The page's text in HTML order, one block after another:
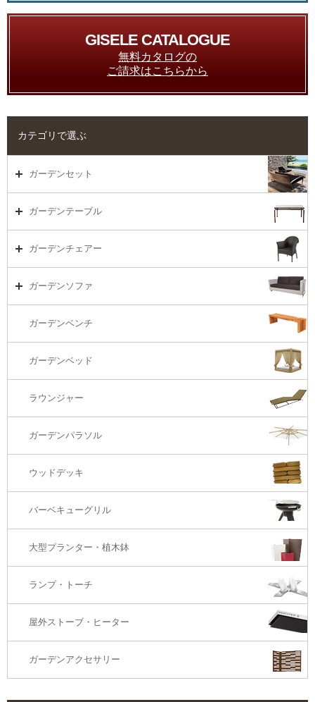
GISELE CATALOGUE
無料カタログの
ご請求はこちらから
カテゴリで選ぶ
ガーデンセット
ガーデンセット（海外在庫）
リビング・ソファ
ラウンジ・ベッド
ガーデンテーブル
ガーデンテーブルTOP
ダイニングテーブル
コーヒーテーブル
カウンター・バーテーブル
ガーデンチェアー
ガーデンチェアーTOP
ダイニングチェアー
カウンター・バーチェアー
ガーデンソファ
ガーデンソファTOP
2S・2.5Sソファ
3Sソファ
オットマン・スツール
ガーデンベンチ
ガーデンベッド
ラウンジャー
ガーデンパラソル
ウッドデッキ
バーベキューグリル
大型プランター・植木鉢
ランプ・トーチ
屋外ストーブ・ヒーター
ガーデンアクセサリー